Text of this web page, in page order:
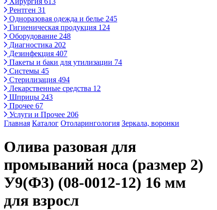
Рентген 31
Одноразовая одежда и белье 245
Гигиеническая продукция 124
Оборудование 248
Диагностика 202
Дезинфекция 407
Пакеты и баки для утилизации 74
Системы 45
Стерилизация 494
Лекарственные средства 12
Шприцы 243
Прочее 67
Услуги и Прочее 206
Главная Каталог Отоларингология Зеркала, воронки
Олива разовая для
промываний носа (размер 2)
У9(Ф3) (08-0012-12) 16 мм
для взросл